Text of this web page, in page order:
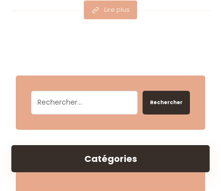
Lire plus
Rechercher
Catégories